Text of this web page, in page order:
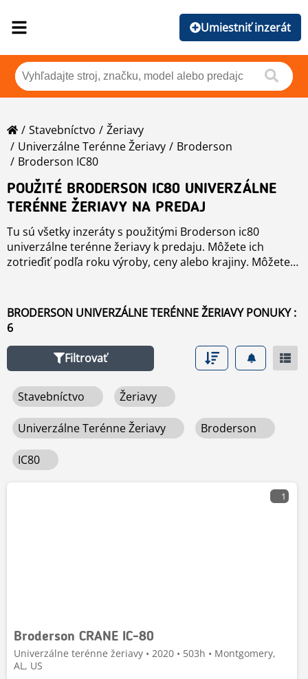
Umiestniť inzerát
Stavebníctvo
Žeriavy
Univerzálne Terénne Žeriavy
Broderson
Broderson IC80
POUŽITÉ BRODERSON IC80 UNIVERZÁLNE
TERÉNNE ŽERIAVY NA PREDAJ
Tu sú všetky inzeráty s použitými Broderson ic80
univerzálne terénne žeriavy k predaju. Môžete ich
zotrieďiť podľa roku výroby, ceny alebo krajiny. Môžete
BRODERSON UNIVERZÁLNE TERÉNNE ŽERIAVY PONUKY :
6
Filtrovať
Stavebníctvo Žeriavy
Univerzálne Terénne Žeriavy Broderson
IC80
1
Broderson CRANE IC-80
Univerzálne terénne žeriavy • 2020 • 503h • Montgomery,
AL, US